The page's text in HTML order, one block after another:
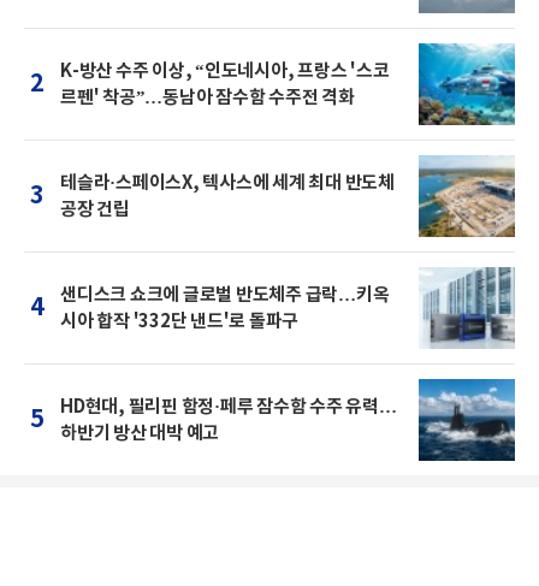
2
K-방산 수주 이상, “인도네시아, 프랑스 '스코
르펜' 착공”…동남아 잠수함 수주전 격화
3
테슬라·스페이스X, 텍사스에 세계 최대 반도체
공장 건립
4
샌디스크 쇼크에 글로벌 반도체주 급락…키옥
시아 합작 '332단 낸드'로 돌파구
5
HD현대, 필리핀 함정·페루 잠수함 수주 유력…
하반기 방산 대박 예고